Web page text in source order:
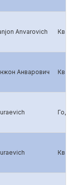
Anvarovich
Анварович